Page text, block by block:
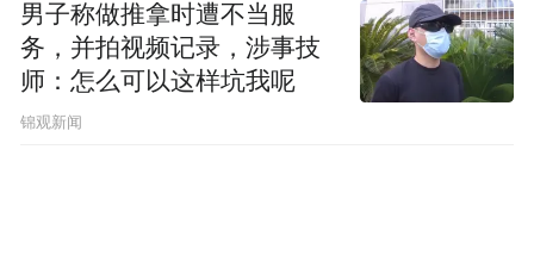
男子称做推拿时遭不当服
务，并拍视频记录，涉事技
师：怎么可以这样坑我呢
锦观新闻